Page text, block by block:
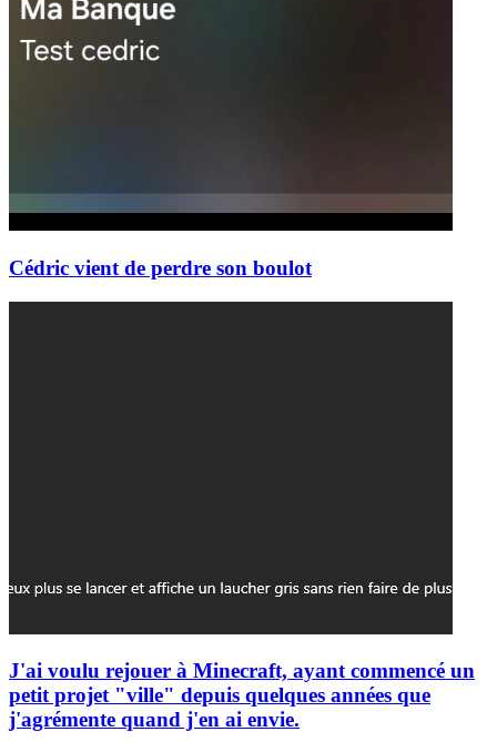
Cédric vient de perdre son boulot
J'ai voulu rejouer à Minecraft, ayant commencé un
petit projet "ville" depuis quelques années que
j'agrémente quand j'en ai envie.